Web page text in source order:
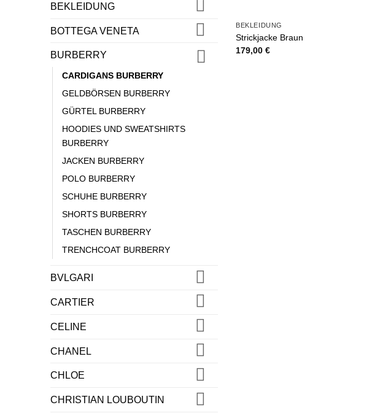
BEKLEIDUNG
BOTTEGA VENETA
BURBERRY
CARDIGANS BURBERRY
GELDBÖRSEN BURBERRY
GÜRTEL BURBERRY
HOODIES UND SWEATSHIRTS
BURBERRY
JACKEN BURBERRY
POLO BURBERRY
SCHUHE BURBERRY
SHORTS BURBERRY
TASCHEN BURBERRY
TRENCHCOAT BURBERRY
BVLGARI
CARTIER
CELINE
CHANEL
CHLOE
CHRISTIAN LOUBOUTIN
BEKLEIDUNG
Strickjacke Braun
179,00€